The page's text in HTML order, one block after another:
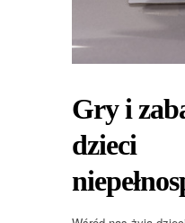
Gry i
dzieci